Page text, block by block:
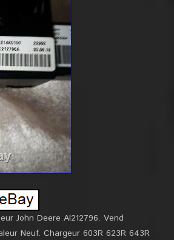
John Deere Al212796. Vend
Neuf. Chargeur 603R 623R 643R